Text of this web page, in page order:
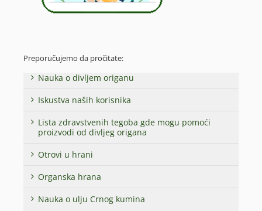
Preporučujemo da pročitate:
Nauka o divljem origanu
Iskustva naših korisnika
Lista zdravstvenih tegoba gde mogu pomoći
proizvodi od divljeg origana
Otrovi u hrani
Organska hrana
Nauka o ulju Crnog kumina